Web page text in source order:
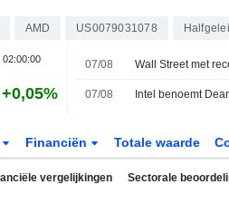
AMD US0079031078
02:00:00
+0,05%
07/08
07/08
Financiën Totale waarde
vergelijkingen Sectorale